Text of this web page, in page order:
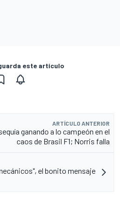
este artículo
ARTÍCULO ANTERIOR
ganando a lo campeón en el
caos de Brasil F1; Norris falla
el bonito mensaje